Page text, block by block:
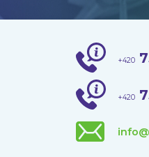
+420
+420